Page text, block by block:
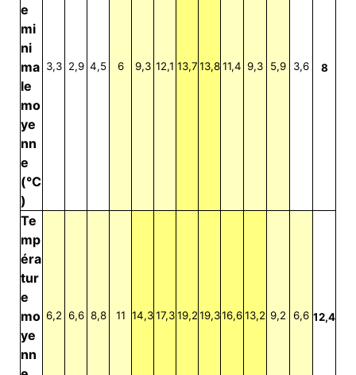
e
mi
ni
ma
le
mo
ye
nn
e
(°C
)
3,3 2,9 4,5 6 9,3 12,1 13,713,8 11,4 9,3 5,9 3,6 8
Te
mp
éra
tur
e
mo
ye
nn
6,2 6,6 8,8 11 14,317,3 19,219,316,613,2 9,2 6,6 12,4